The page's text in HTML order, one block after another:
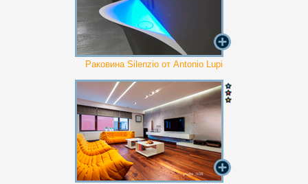
Раковина Silenzio от Antonio Lupi